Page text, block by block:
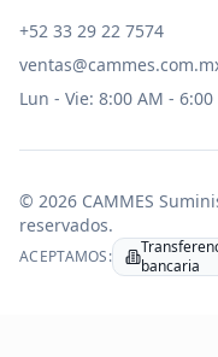
+52 33 29 22 7574
Lun - Vie: 8:00 AM - 6:00
© 2026 CAMMES
reservados.
ACEPTAMOS:
bancaria